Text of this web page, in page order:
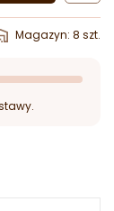
Magazyn: 8 szt.